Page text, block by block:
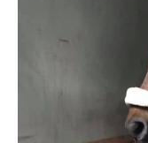
Ledningsgrupp